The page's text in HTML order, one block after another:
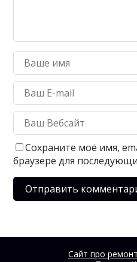
Сохраните моё имя,
браузере для
Сайт про